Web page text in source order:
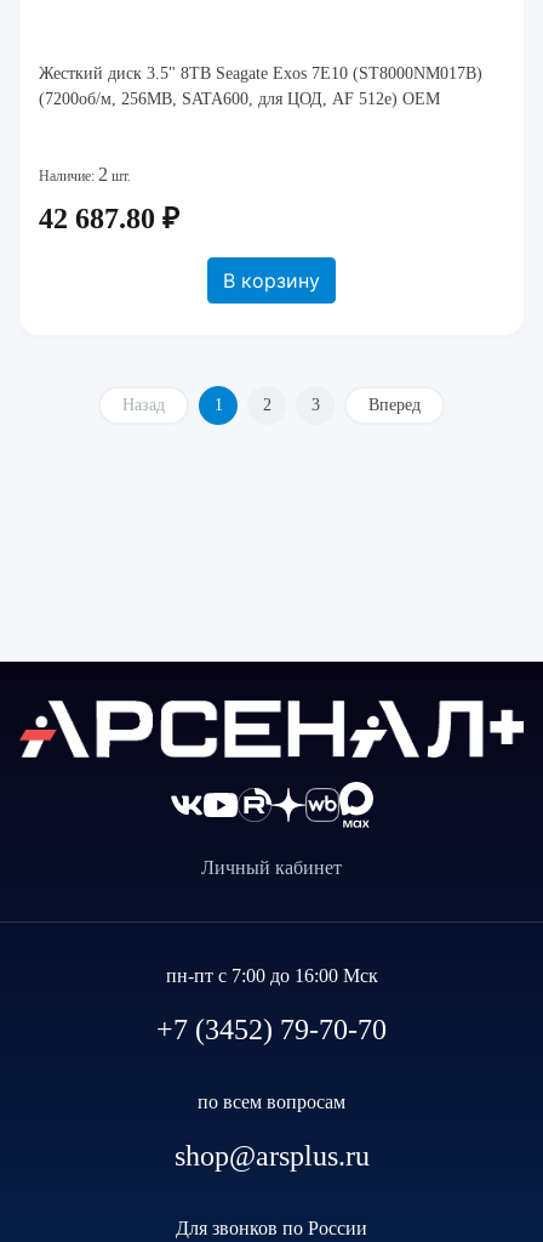
Жесткий диск 3.5" 8TB Seagate Exos 7E10 (ST8000NM017B)
(7200об/м, 256MB, SATA600, для ЦОД, AF 512e) OEM
Наличие: 2 шт.
42 687.80 ₽
В корзину
Назад 1 2 3 Вперед
Личный кабинет
пн-пт с 7:00 до 16:00 Мск
+7 (3452) 79-70-70
по всем вопросам
shop@arsplus.ru
Для звонков по России